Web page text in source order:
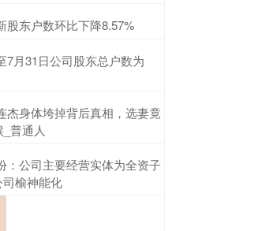
股东户数环比下降8.57%
7月31日公司股东总户数为
杰身体垮掉背后真相，选妻竟
普通人
：公司主要经营实体为全资子
榆神能化